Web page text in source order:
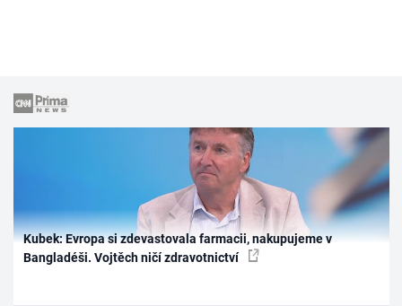
Kubek: Evropa si zdevastovala farmacii, nakupujeme v
Bangladéši. Vojtěch ničí zdravotnictví